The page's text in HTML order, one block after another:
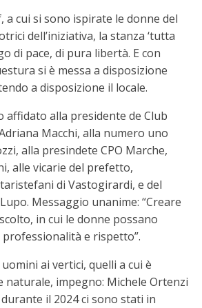
a cui si sono ispirate le donne del
dell’iniziativa, la stanza ‘tutta
di pace, di pura libertà. E con
si è messa a disposizione
a disposizione il locale.
affidato alla presidente de Club
Macchi, alla numero uno
alla presindete CPO Marche,
alle vicarie del prefetto,
di Vastogirardi, e del
Messaggio unanime: “Creare
in cui le donne possano
e rispetto”.
ai vertici, quelli a cui è
naturale, impegno: Michele Ortenzi
il 2024 ci sono stati in